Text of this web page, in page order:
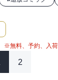
※無料、予約、入荷
2